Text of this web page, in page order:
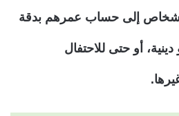
إلى حساب عمرهم بدقة
أو حتى للاحتفال